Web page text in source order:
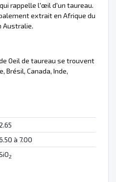
rappelle l'œil d'un taureau.
extrait en Afrique du
Australie.
Oeil de taureau se trouvent
Brésil, Canada, Inde,
2.65
à 7.00
2